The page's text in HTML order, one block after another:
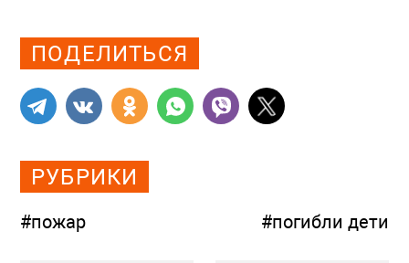
ПОДЕЛИТЬСЯ
РУБРИКИ
#пожар #погибли дети